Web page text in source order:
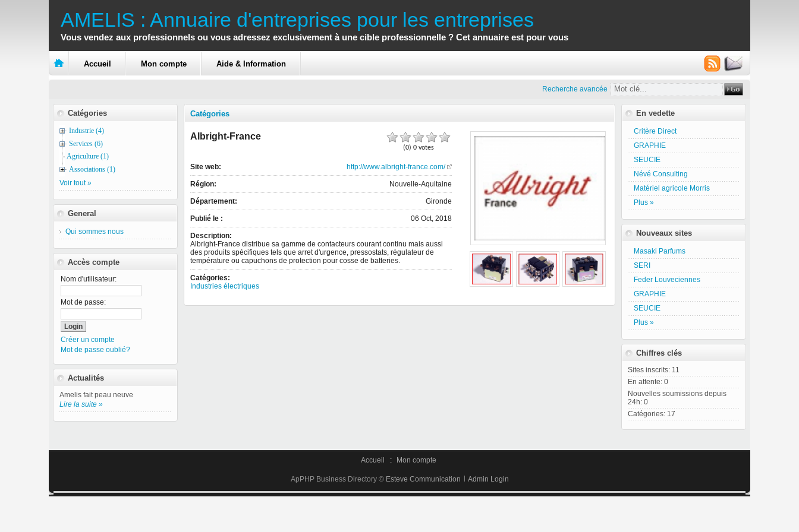
AMELIS : Annuaire d'entreprises pour les entreprises
Vous vendez aux professionnels ou vous adressez exclusivement à une cible professionnelle ? Cet annuaire est pour vous
Accueil Mon compte Aide & Information
Recherche avancée
Catégories
Industrie (4)
Services (6)
Agriculture (1)
Associations (1)
Voir tout »
General
Qui sommes nous
Accès compte
Nom d'utilisateur:
Mot de passe:
Créer un compte
Mot de passe oublié?
Actualités
Amelis fait peau neuve
Lire la suite »
Catégories
(0) 0 votes
Albright-France
Site web: http://www.albright-france.com/
Région: Nouvelle-Aquitaine
Département: Gironde
Publié le : 06 Oct, 2018
Description:
Albright-France distribue sa gamme de contacteurs courant continu mais aussi
des produits spécifiques tels que arret d'urgence, pressostats, régulateur de
température ou capuchons de protection pour cosse de batteries.
Catégories:
Industries électriques
En vedette
Critère Direct
GRAPHIE
SEUCIE
Névé Consulting
Matériel agricole Morris
Plus »
Nouveaux sites
Masaki Parfums
SERI
Feder Louveciennes
GRAPHIE
SEUCIE
Plus »
Chiffres clés
Sites inscrits: 11
En attente: 0
Nouvelles soumissions depuis
24h: 0
Catégories: 17
Accueil : Mon compte
ApPHP Business Directory © Esteve Communication Admin Login